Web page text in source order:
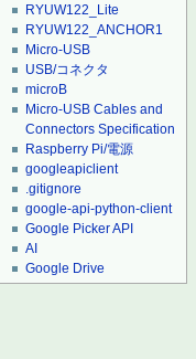
RYUW122_Lite
RYUW122_ANCHOR1
Micro-USB
USB/コネクタ
microB
Micro-USB Cables and
Connectors Specification
Raspberry Pi/電源
googleapiclient
.gitignore
google-api-python-client
Google Picker API
AI
Google Drive